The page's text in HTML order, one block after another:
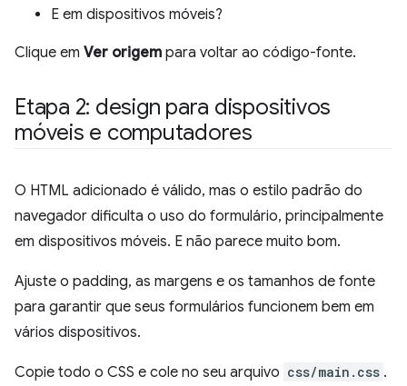
E em dispositivos móveis?
Clique em Ver origem para voltar ao código-fonte.
Etapa 2: design para dispositivos
móveis e computadores
O HTML adicionado é válido, mas o estilo padrão do
navegador dificulta o uso do formulário, principalmente
em dispositivos móveis. E não parece muito bom.
Ajuste o padding, as margens e os tamanhos de fonte
para garantir que seus formulários funcionem bem em
vários dispositivos.
Copie todo o CSS e cole no seu arquivo css/main.css .